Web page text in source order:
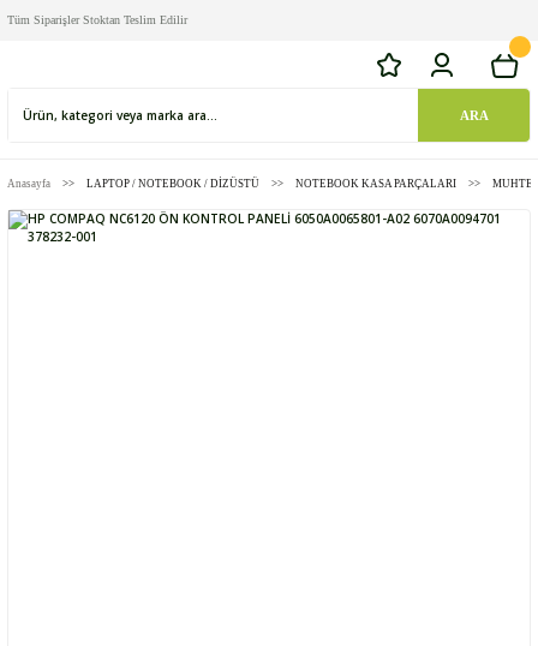
Tüm Siparişler Stoktan Teslim Edilir
ARA
Anasayfa LAPTOP / NOTEBOOK / DİZÜSTÜ NOTEBOOK KASA PARÇALARI